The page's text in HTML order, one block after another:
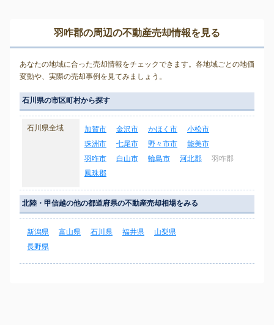
羽咋郡の周辺の不動産売却情報を見る
あなたの地域に合った売却情報をチェックできます。各地域ごとの地価
変動や、実際の売却事例を見てみましょう。
石川県の市区町村から探す
石川県全域 加賀市 金沢市 かほく市
小松市
珠洲市
七尾市 野々市市
能美市
羽咋市
白山市 輪島市 河北郡
羽咋郡
鳳珠郡
北陸・甲信越の他の都道府県の不動産売却相場をみる
新潟県 富山県 石川県 福井県
山梨県
長野県